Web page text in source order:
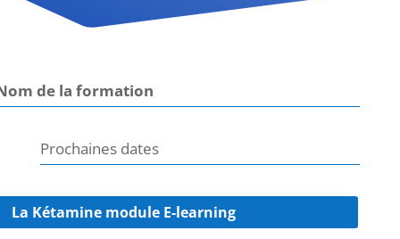
de la formation
Prochaines dates
La Kétamine module E-learning